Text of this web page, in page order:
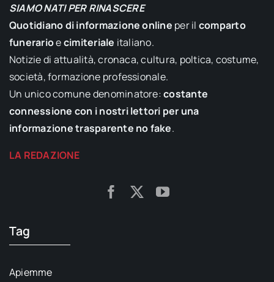
SIAMO NATI PER RINASCERE
Quotidiano di informazione online per il comparto
funerarioecimiteriale italiano.
Notizie di attualità, cronaca, cultura, poltica, costume,
società, formazione professionale.
Un unico comune denominatore:costante
connessione con i nostri lettori per una
informazione trasparente no fake.
LA REDAZIONE
Tag
Apiemme